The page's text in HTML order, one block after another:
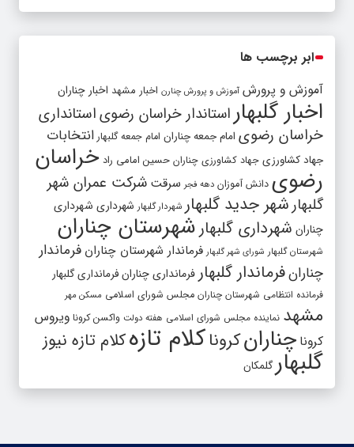
ابر برچسب ها
آموزش و پرورش آموزش و پرورش چنارن اخبار مشهد اخبار چناران
اخبار گلبهار استاندار خراسان رضویاستانداری
خراسان رضوی امام جمعه چناران امام جمعه گلبهار انتخابات
جهاد کشاورزی جهاد کشاورزی چناران حسین امامی راد خراسان
رضوی دانش آموزان دهه فجر سرقت شرکت عمران شهر
گلبهارشهر جدید گلبهار شهردار گلبهار شهرداری شهرداری
چناران شهرداری گلبهار شهرستان چناران
شهرستان گلبهار شورای شهر گلبهار فرماندار شهرستان چناران فرماندار
چنارانفرماندار گلبهار فرمانداری چنارانفرمانداری گلبهار
فرمانده انتظامی شهرستان چناران مجلس شورای اسلامی مسکن مهر
مشهد نماینده مجلس شورای اسلامی هفته دولت واکسن کرونا ویروس
کرونا چنارانکروناکلام تازهکلام تازه نیوز
گلبهارگلمکان